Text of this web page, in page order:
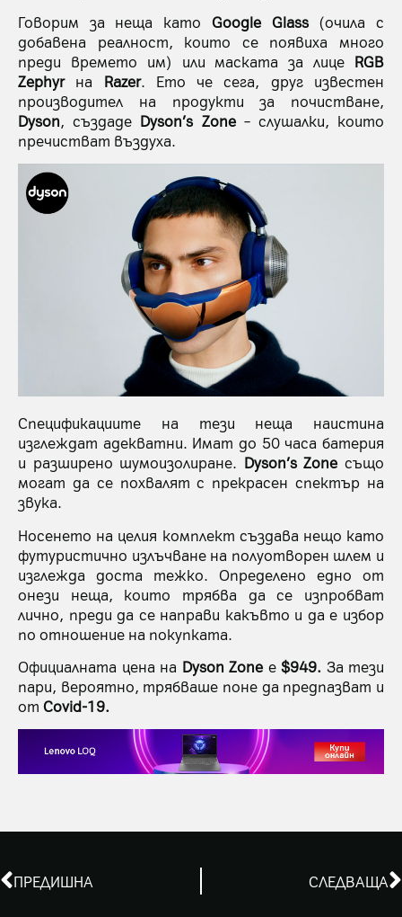
Говорим за неща като Google Glass(очила с
добавена реалност, които се появиха много
преди времето им) или маската за лице RGB
Zephyrна Razer. Ето че сега, друг известен
производител на продукти за почистване,
Dyson, създаде Dyson’s Zone– слушалки, които
пречистват въздуха.
Спецификациите на тези неща наистина
изглеждат адекватни. Имат до 50 часа батерия
и разширено шумоизолиране. Dyson’s Zoneсъщо
могат да се похвалят с прекрасен спектър на
звука.
Носенето на целия комплект създава нещо като
футуристично излъчване на полуотворен шлем и
изглежда доста тежко. Определено едно от
онези неща, които трябва да се изпробват
лично, преди да се направи какъвто и да е избор
по отношение на покупката.
Официалната цена на Dyson Zone е $949. За тези
пари, вероятно, трябваше поне да предпазват и
от Covid-19.
ПРЕДИШНА СЛЕДВАЩА